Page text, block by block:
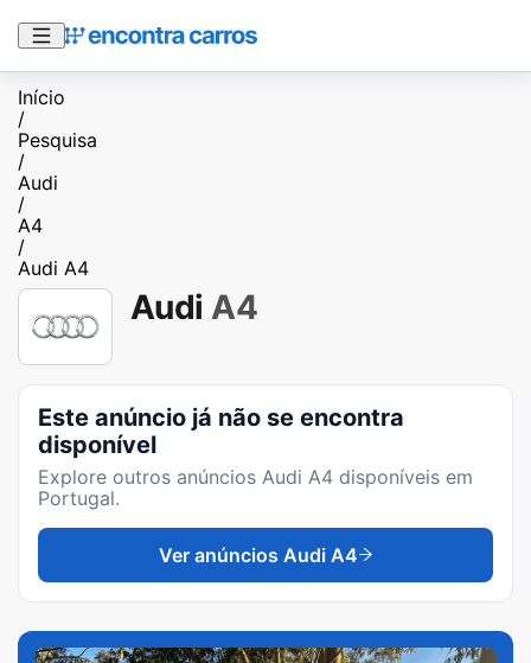
Início
/
Pesquisa
/
Audi
/
A4
/
Audi A4
Audi A4
Este anúncio já não se encontra
disponível
Explore outros anúncios Audi A4 disponíveis em
Portugal.
Ver anúncios Audi A4